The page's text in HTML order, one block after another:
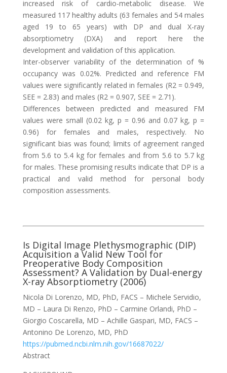
increased risk of cardio-metabolic disease. We
measured 117 healthy adults (63 females and 54 males
aged 19 to 65 years) with DP and dual X-ray
absorptiometry (DXA) and report here the
development and validation of this application.
Inter-observer variability of the determination of %
occupancy was 0.02%. Predicted and reference FM
values were significantly related in females (R2 = 0.949,
SEE = 2.83) and males (R2 = 0.907, SEE = 2.71).
Differences between predicted and measured FM
values were small (0.02 kg, p = 0.96 and 0.07 kg, p =
0.96) for females and males, respectively. No
significant bias was found; limits of agreement ranged
from 5.6 to 5.4 kg for females and from 5.6 to 5.7 kg
for males. These promising results indicate that DP is a
practical and valid method for personal body
composition assessments.
Is Digital Image Plethysmographic (DIP)
Acquisition a Valid New Tool for
Preoperative Body Composition
Assessment? A Validation by Dual-energy
X-ray Absorptiometry (2006)
Nicola Di Lorenzo, MD, PhD, FACS – Michele Servidio,
MD – Laura Di Renzo, PhD – Carmine Orlandi, PhD –
Giorgio Coscarella, MD – Achille Gaspari, MD, FACS –
Antonino De Lorenzo, MD, PhD
https://pubmed.ncbi.nlm.nih.gov/16687022/
Abstract